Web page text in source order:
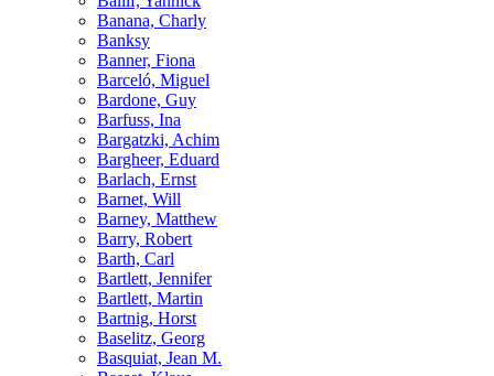
Banana, Charly
Banksy
Banner, Fiona
Barceló, Miguel
Bardone, Guy
Barfuss, Ina
Bargatzki, Achim
Bargheer, Eduard
Barlach, Ernst
Barnet, Will
Barney, Matthew
Barry, Robert
Barth, Carl
Bartlett, Jennifer
Bartlett, Martin
Bartnig, Horst
Baselitz, Georg
Basquiat, Jean M.